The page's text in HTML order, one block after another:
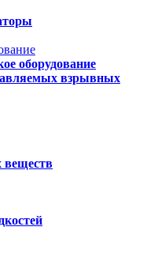
оборудование
взрывных
веществ